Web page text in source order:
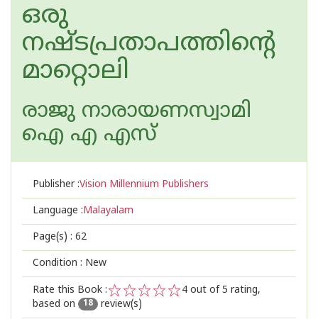
ഒരു
നഷ്ടപ്രതാപത്തിന്റെ
മാറ്റൊലി
രാജു നാരായണസ്വാമി
ഐ എ എസ്
Publisher :Vision Millennium Publishers
Language :Malayalam
Page(s) : 62
Condition : New
Rate this Book :
3
2
1
4 out of 5 rating,
based on
18 review(s)